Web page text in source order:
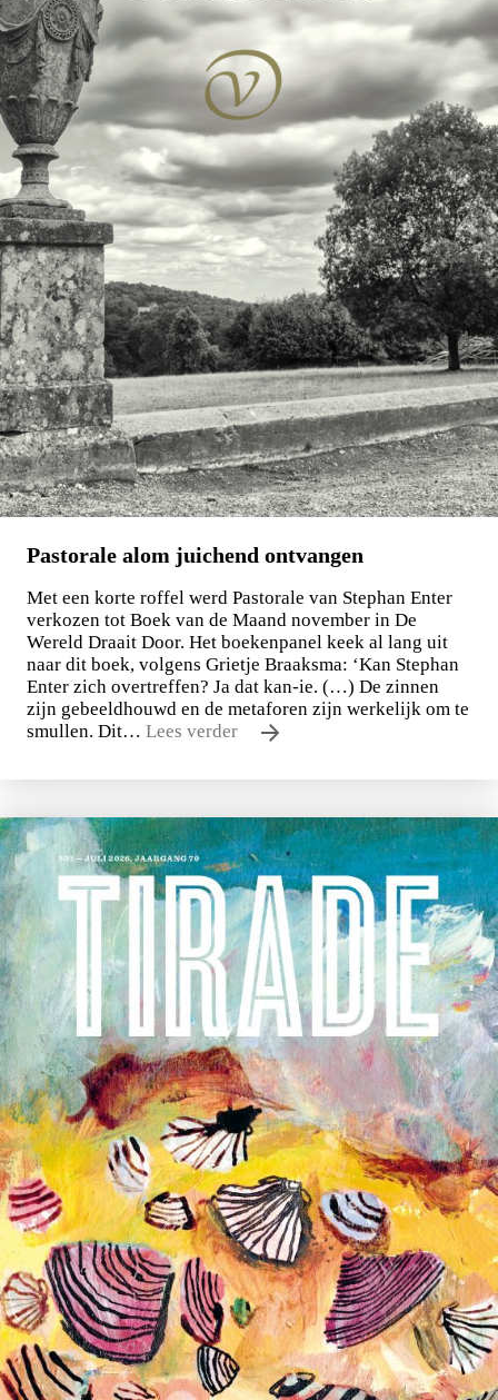
Stephan Enter
Pastorale
€23,99
BESTEL
Pastorale alom juichend ontvangen
Met een korte roffel werd Pastorale van Stephan Enter
verkozen tot Boek van de Maand november in De
Wereld Draait Door. Het boekenpanel keek al lang uit
naar dit boek, volgens Grietje Braaksma: ‘Kan Stephan
Enter zich overtreffen? Ja dat kan-ie. (…) De zinnen
zijn gebeeldhouwd en de metaforen zijn werkelijk om te
smullen. Dit… Lees verder